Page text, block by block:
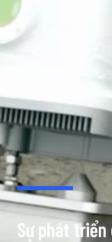
Sự phát triển